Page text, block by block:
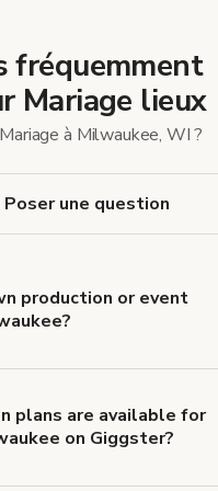
fréquemment
Mariage lieux
à Milwaukee, WI ?
Poser une question
production or event
coverage of no less than
plans are available for
on Giggster?